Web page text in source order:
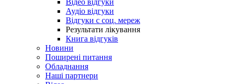
Відео відгуки
Аудіо відгуки
Відгуки с соц. мереж
Результати лікування
Книга відгуків
Новини
Поширені питання
Обладнання
Наші партнери